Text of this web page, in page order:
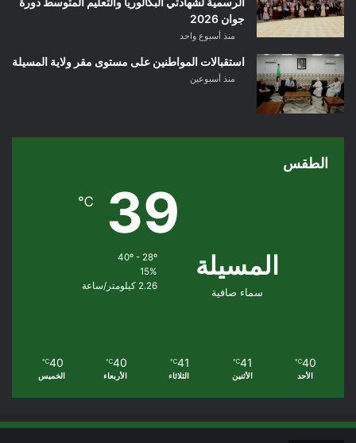
جوان 2026
منذ أسبوع واحد
استقبالات المواطنين على مستوى مقر ولاية المسيلة
منذ أسبوعين
الطقس
المسيلة
سماء صافية
39
℃
40º - 28º
15%
2.26 كيلومتر/ساعة
40
℃
الأحد
41
℃
الأثنين
41
℃
الثلاثاء
40
℃
الأربعاء
40
℃
الخميس